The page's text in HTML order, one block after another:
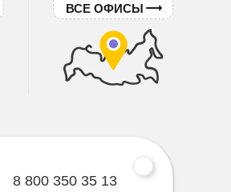
ВСЕ ОФИСЫ
8 800 350 35 13